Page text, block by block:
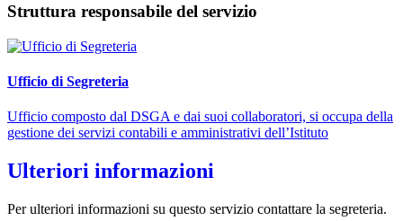
Struttura responsabile del servizio
Ufficio di Segreteria
Ufficio composto dal DSGA e dai suoi collaboratori, si occupa della
gestione dei servizi contabili e amministrativi dell’Istituto
Ulteriori informazioni
Per ulteriori informazioni su questo servizio contattare la segreteria.